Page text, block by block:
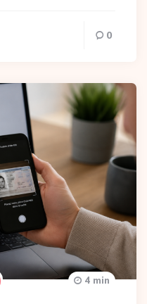
0
4 min